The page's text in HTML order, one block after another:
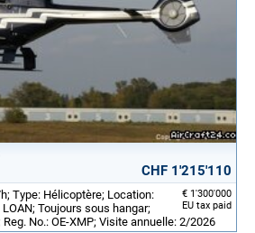
CHF 1'215'110
€ 1'300'000
EU tax paid
Type: Hélicoptère; Location:
Toujours sous hangar;
No.: OE-XMP; Visite annuelle: 2/2026